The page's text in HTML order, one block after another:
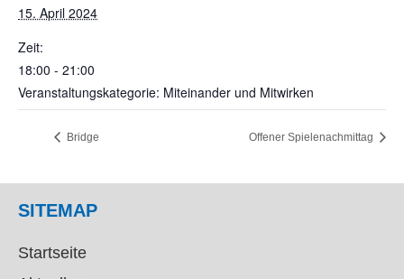
15. April 2024
Zeit:
18:00 - 21:00
Veranstaltungskategorie: Miteinander und Mitwirken
Bridge Offener Spielenachmittag
SITEMAP
Startseite